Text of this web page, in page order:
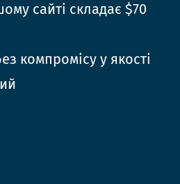
сайті складає $70
компромісу у якості